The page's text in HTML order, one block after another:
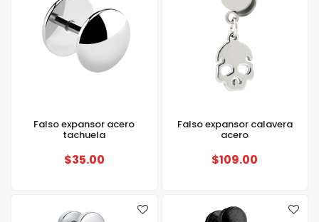
Falso expansor acero
tachuela
$35.00
Falso expansor calavera
acero
$109.00